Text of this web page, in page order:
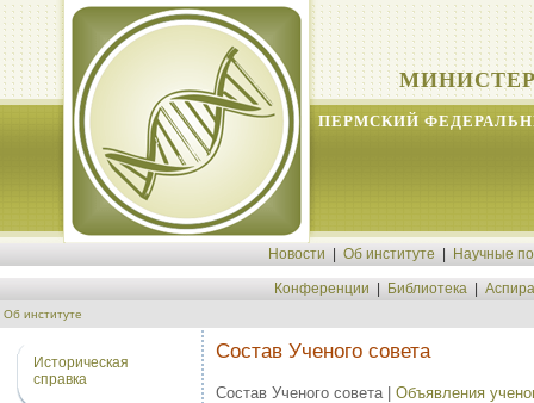
ПЕРМСКИЙ
Новости Об институте Научные
Конференции Библиотека
Об институте
Историческая
справка
Состав Ученого совета
Состав Ученого совета | Объявления